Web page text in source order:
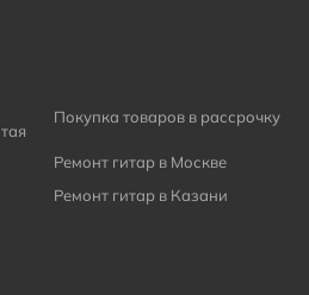
Покупка товаров в рассрочку
Ремонт гитар в Москве
Ремонт гитар в Казани